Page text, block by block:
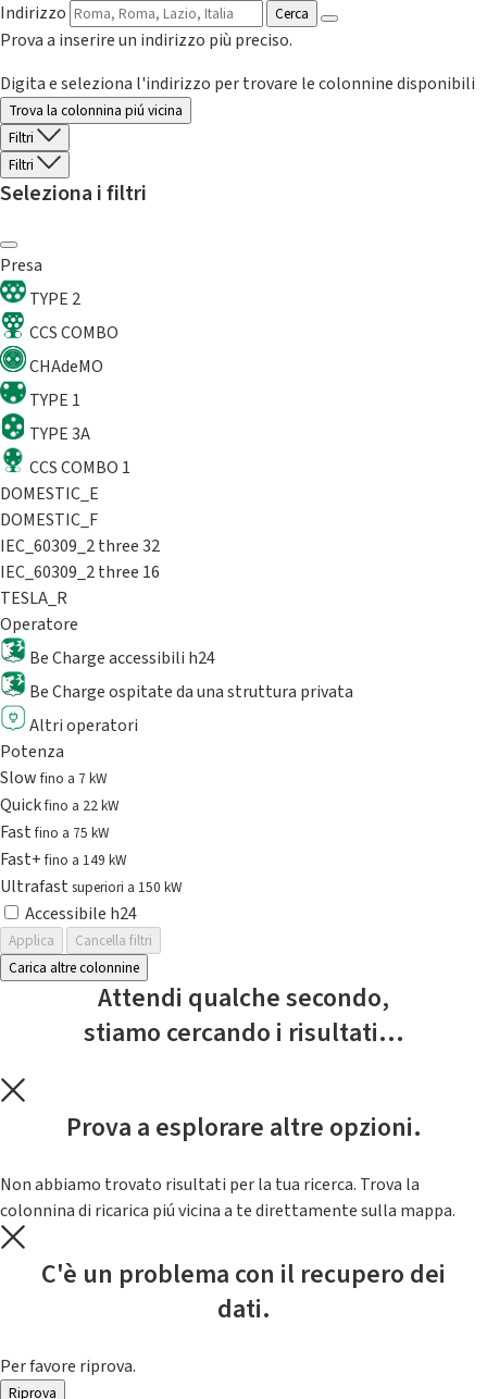
Indirizzo
Cerca
Prova a inserire un indirizzo più preciso.
Digita e seleziona l'indirizzo per trovare le colonnine disponibili
Trova la colonnina piú vicina
Filtri
Filtri
Seleziona i filtri
Presa
TYPE 2
CCS COMBO
CHAdeMO
TYPE 1
TYPE 3A
CCS COMBO 1
DOMESTIC_E
DOMESTIC_F
IEC_60309_2 three 32
IEC_60309_2 three 16
TESLA_R
Operatore
Be Charge accessibili h24
Be Charge ospitate da una struttura privata
Altri operatori
Potenza
Slowfino a 7 kW
Quickfino a 22 kW
Fastfino a 75 kW
Fast+fino a 149 kW
Ultrafast superiori a 150 kW
Accessibile h24
Applica
Cancella filtri
Carica altre colonnine
Attendi qualche secondo,
stiamo cercando i risultati...
Prova a esplorare altre opzioni.
Non abbiamo trovato risultati per la tua ricerca. Trova la
colonnina di ricarica piú vicina a te direttamente sulla mappa.
C'è un problema con il recupero dei
dati.
Per favore riprova.
Riprova